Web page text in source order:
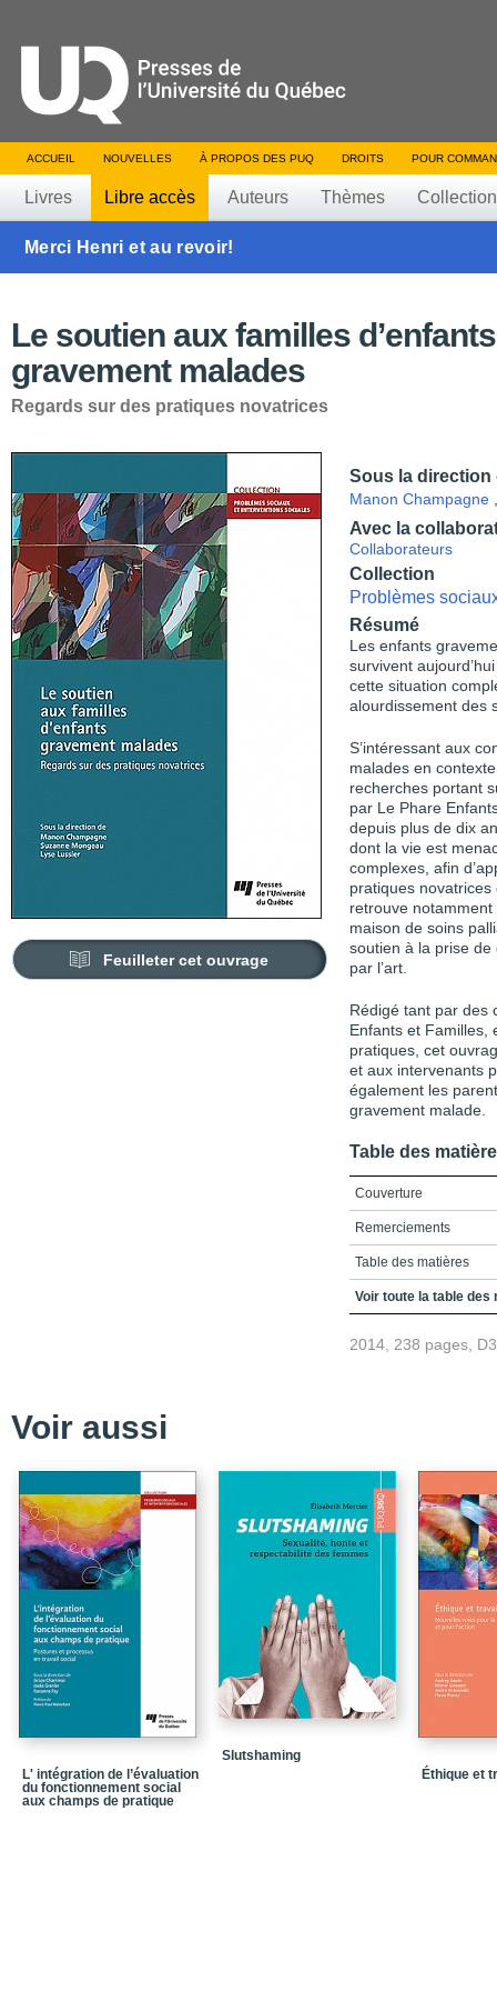
ACCUEIL NOUVELLES À PROPOS DES PUQ DROITS POUR
Livres Libre accès Auteurs Thèmes
Merci Henri et au revoir!
Le soutien aux familles d’enfants
gravement malades
Regards sur des pratiques novatrices
Feuilleter cet ouvrage
Sous la direction
Manon Champagne
Avec la
Collaborateurs
Collection
Problèmes
Résumé
Les enfants
survivent
cette situation
alourdissement des
S’intéressant aux
malades en
recherches portant
par Le Phare
depuis plus de dix
dont la vie est
complexes, afin
pratiques novatrices
retrouve
maison de soins
soutien à la prise de
par l’art.
Rédigé tant par des
Enfants et Familles,
pratiques, cet
et aux intervenants
également les
gravement malade.
Table des
Couverture
Remerciements
Table des matières
Liste des figures et
Les programmes du
Les séjours à la
Le répit à domicile
L’accompagnement
Présentation des
Chapitre 1 -Les
malade
Conclusion
Références
Voir toute la table des
2014, 238 pages,
Voir aussi
L' intégration de l’évaluation
du fonctionnement social
aux champs de pratique
Slutshaming
Éthique et